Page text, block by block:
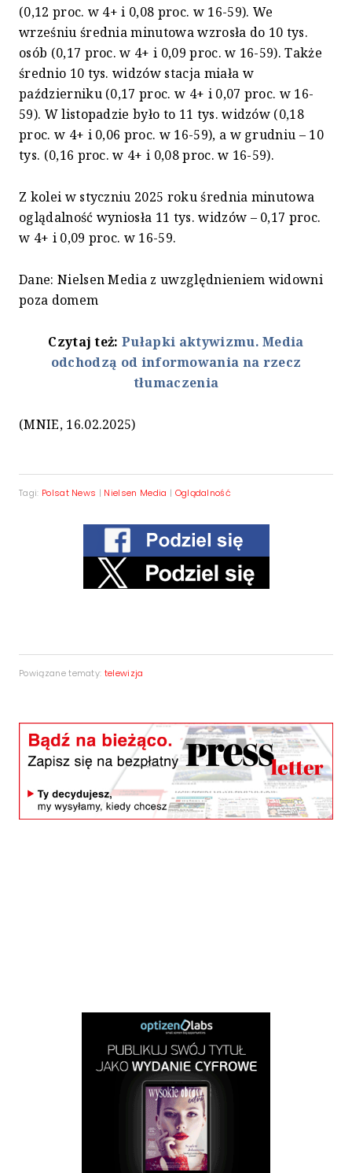
(0,12 proc. w 4+ i 0,08 proc. w 16-59). We
wrześniu średnia minutowa wzrosła do 10 tys.
osób (0,17 proc. w 4+ i 0,09 proc. w 16-59). Także
średnio 10 tys. widzów stacja miała w
październiku (0,17 proc. w 4+ i 0,07 proc. w 16-
59). W listopadzie było to 11 tys. widzów (0,18
proc. w 4+ i 0,06 proc. w 16-59), a w grudniu – 10
tys. (0,16 proc. w 4+ i 0,08 proc. w 16-59).
Z kolei w styczniu 2025 roku średnia minutowa
oglądalność wyniosła 11 tys. widzów – 0,17 proc.
w 4+ i 0,09 proc. w 16-59.
Dane: Nielsen Media z uwzględnieniem widowni
poza domem
Czytaj też:Pułapki aktywizmu. Media
odchodzą od informowania na rzecz
tłumaczenia
(MNIE, 16.02.2025)
Tagi: Polsat News | Nielsen Media | Oglądalność
Powiązane tematy: telewizja